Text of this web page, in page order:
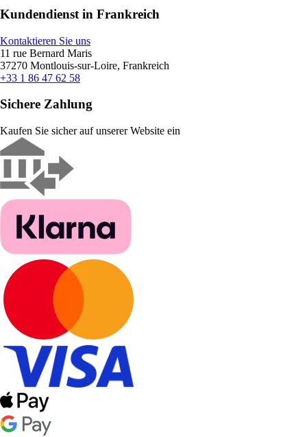
Kundendienst in Frankreich
Kontaktieren Sie uns
11 rue Bernard Maris
37270 Montlouis-sur-Loire, Frankreich
+33 1 86 47 62 58
Sichere Zahlung
Kaufen Sie sicher auf unserer Website ein